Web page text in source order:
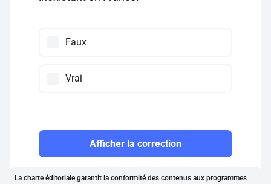
Faux
Vrai
Afficher la correction
La charte éditoriale garantit la conformité des contenus aux programmes